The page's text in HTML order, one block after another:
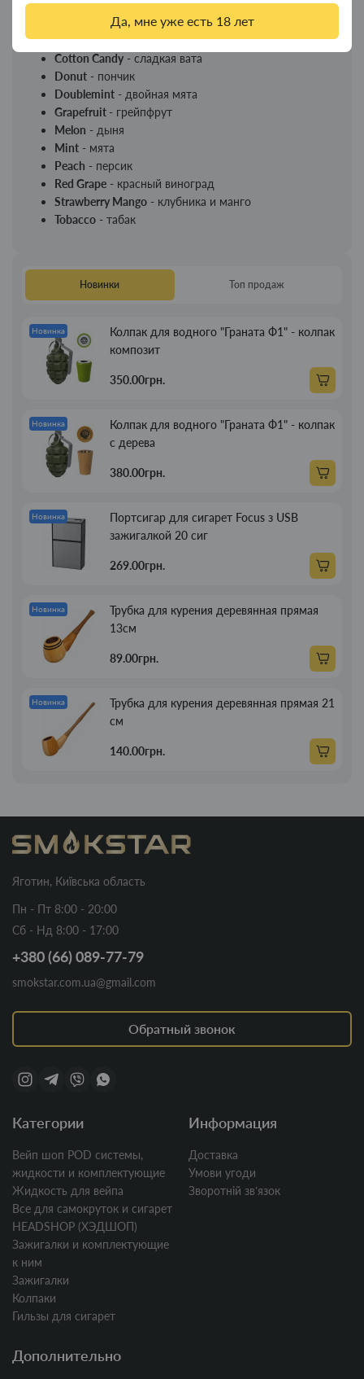
Да, мне уже есть 18 лет
Cola- кола
- киви с холодком
Cold Lemon- лимон с холодком
Cotton Candy - сладкая вата
Donut - пончик
Doublemint - двойная мята
Grapefruit - грейпфрут
Melon - дыня
Mint - мята
Peach - персик
Red Grape - красный виноград
Strawberry Mango - клубника и манго
Tobacco - табак
Новинки Топ продаж
Новинка
Колпак для водного "Граната Ф1" - колпак
композит
350.00грн.
Новинка
Колпак для водного "Граната Ф1" - колпак
с дерева
380.00грн.
Новинка
Портсигар для сигарет Focus з USB
зажигалкой 20 сиг
269.00грн.
Новинка
Трубка для курения деревянная прямая
13см
89.00грн.
Новинка
Трубка для курения деревянная прямая 21
см
140.00грн.
Яготин, Київська область
Пн - Пт 8:00 - 20:00
Сб - Нд 8:00 - 17:00
+380 (66) 089-77-79
smokstar.com.ua@gmail.com
Обратный звонок
Категории
Вейп шоп POD системы,
жидкости и комплектующие
Жидкость для вейпа
Все для самокруток и сигарет
HEADSHOP (ХЭДШОП)
Зажигалки и комплектующие
к ним
Зажигалки
Колпаки
Гильзы для сигарет
Информация
Доставка
Умови угоди
Зворотній звʼязок
Дополнительно